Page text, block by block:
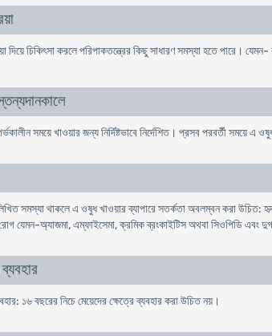
দিয়ে চিকিৎসা করলে পরিপাকতন্ত্রের কিছু সাধারণ সমস্যা হতে পারে।
সময়ে খাওয়ার জন্য নির্দিষ্টভাবে নির্দেশিত। প্রসব পরবর্তী সময়ে
সমস্যা থাকলে এ ওষুধ খাওয়ার ব্যাপারে সতর্কতা অবলম্বন করা উচিত:
যেমন-অ্যাজমা, এম্ফাইসেমা, ক্রমিক ব্রংকাইটিস অথবা সিওপিডি এবং
ব্যবহার
১৬ বছরের নিচে মেয়েদের ক্ষেত্রে ব্যবহার করা উচিত নয়।